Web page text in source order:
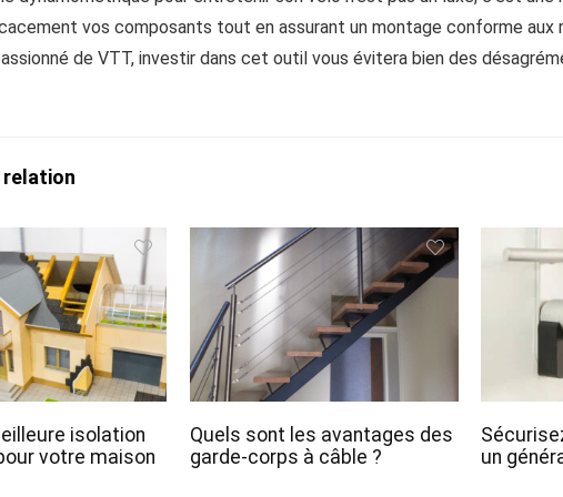
vos composants tout en assurant un montage conforme
de VTT, investir dans cet outil vous évitera bien des
isolation
votre maison
Quels sont les avantages des
garde-corps à câble ?
un